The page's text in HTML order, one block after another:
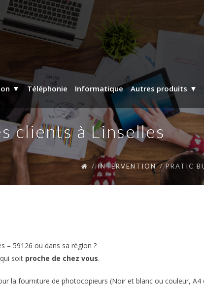
Téléphonie Informatique Autres produits
clients à Linselles
INTERVENTION PRATIC
– 59126 ou dans sa région ?
soit proche de chez vous.
la fourniture de photocopieurs (Noir et blanc ou couleur, A4